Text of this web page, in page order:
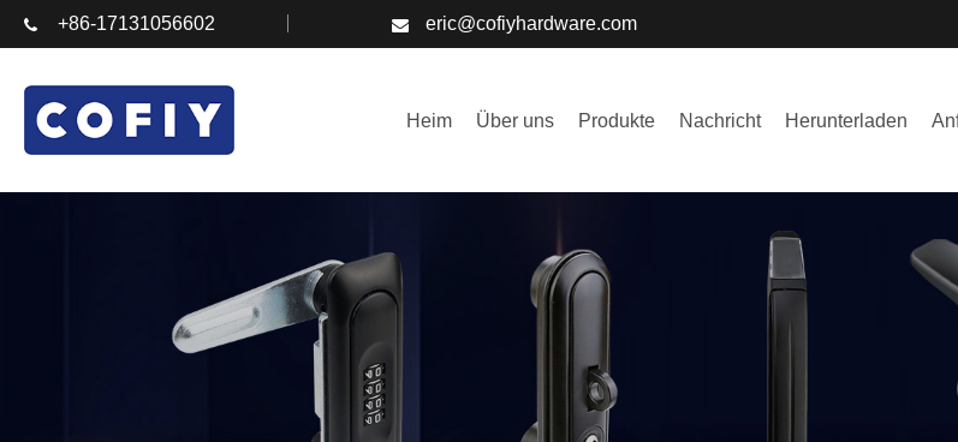
+86-17131056602 eric@cofiyhardware.com
Heim Über uns Produkte Nachricht Herunterladen